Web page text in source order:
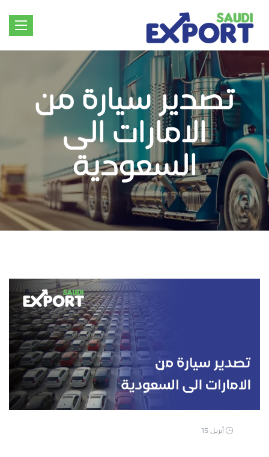
تصدير سيارة من
الامارات الى
السعودية
أبريل 15